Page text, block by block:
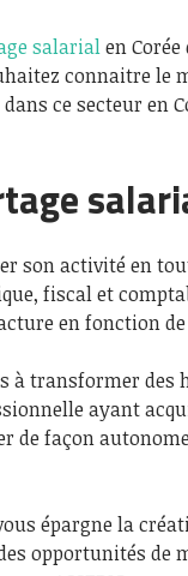
salarialen
connaitre le
ce secteur en
son activité en
fiscal et
en fonction
à transformer des
ayant
de façon
épargne la
opportunités de